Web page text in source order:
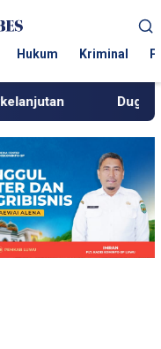
Hukum Kriminal
Dugaan Setoran ke